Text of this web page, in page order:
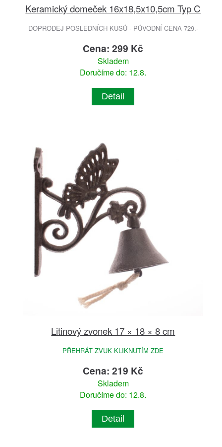
Keramický domeček 16x18,5x10,5cm Typ C
DOPRODEJ POSLEDNÍCH KUSŮ - PŮVODNÍ CENA 729.-
Cena: 299 Kč
Skladem
Doručíme do: 12.8.
Detail
Litinový zvonek 17 × 18 × 8 cm
PŘEHRÁT ZVUK KLIKNUTÍM ZDE
Cena: 219 Kč
Skladem
Doručíme do: 12.8.
Detail